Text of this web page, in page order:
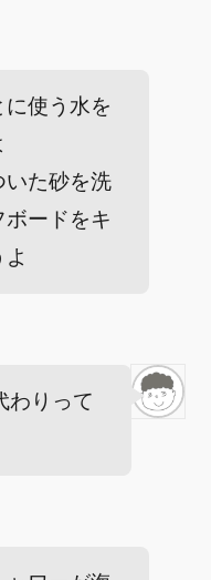
使う水を
いた砂を洗
ードをキ
わりって